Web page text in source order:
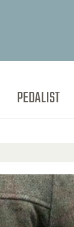
PEDALIST